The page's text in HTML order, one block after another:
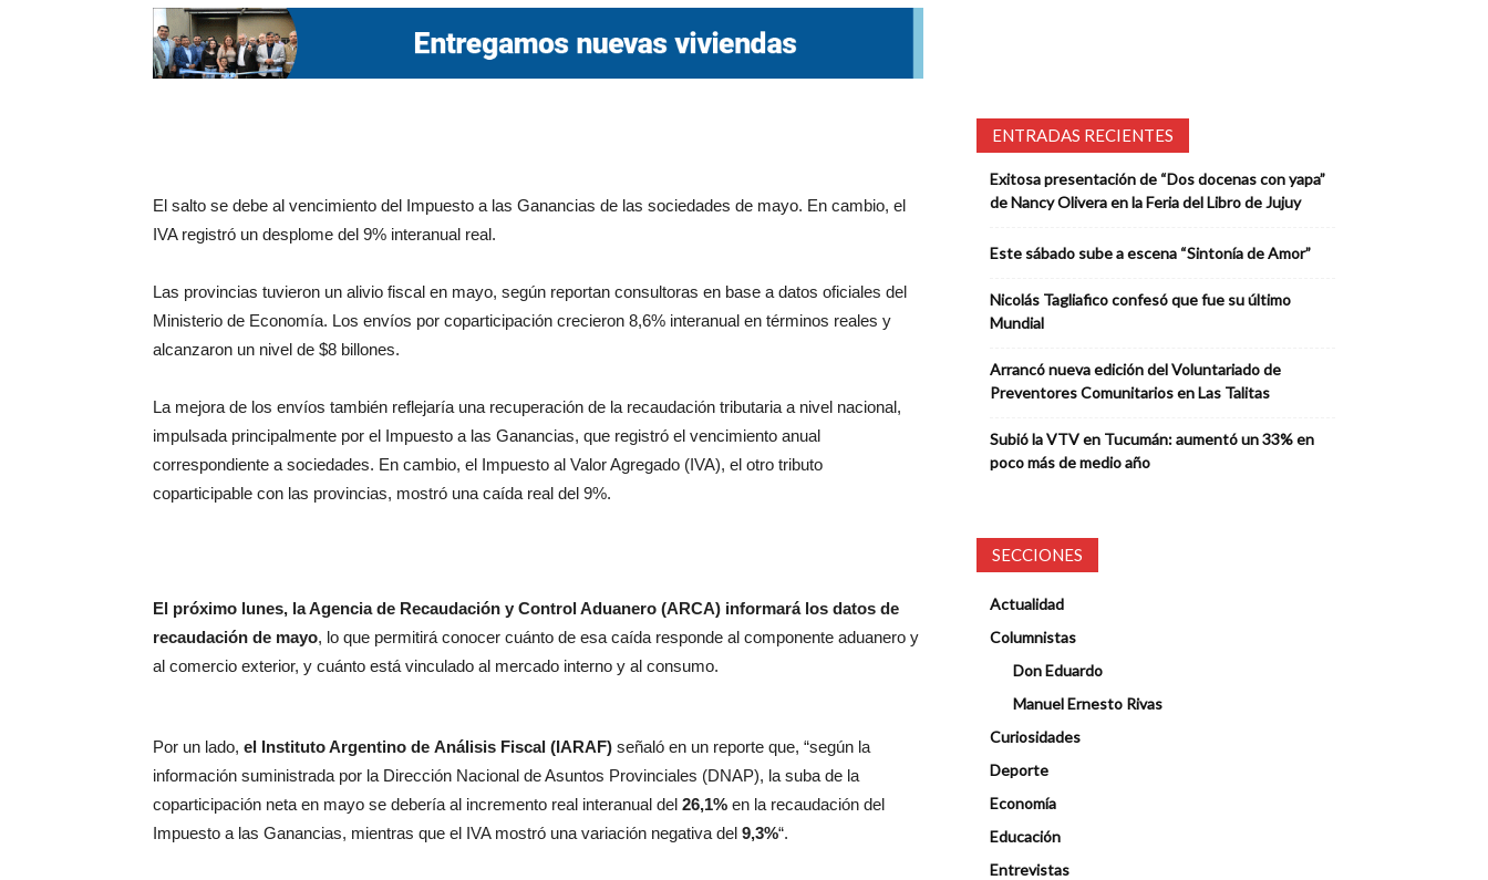
El salto se debe al vencimiento del Impuesto a las Ganancias de las sociedades de mayo. En cambio, el
IVA registró un desplome del 9% interanual real.
Las provincias tuvieron un alivio fiscal en mayo, según reportan consultoras en base a datos oficiales del
Ministerio de Economía. Los envíos por coparticipación crecieron 8,6% interanual en términos reales y
alcanzaron un nivel de $8 billones.
La mejora de los envíos también reflejaría una recuperación de la recaudación tributaria a nivel nacional,
impulsada principalmente por el Impuesto a las Ganancias, que registró el vencimiento anual
correspondiente a sociedades. En cambio, el Impuesto al Valor Agregado (IVA), el otro tributo
coparticipable con las provincias, mostró una caída real del 9%.
El próximo lunes, la Agencia de Recaudación y Control Aduanero (ARCA) informará los datos de
recaudación de mayo, lo que permitirá conocer cuánto de esa caída responde al componente aduanero y
al comercio exterior, y cuánto está vinculado al mercado interno y al consumo.
Por un lado, el Instituto Argentino de Análisis Fiscal (IARAF) señaló en un reporte que, “según la
información suministrada por la Dirección Nacional de Asuntos Provinciales (DNAP), la suba de la
coparticipación neta en mayo se debería al incremento real interanual del 26,1% en la recaudación del
Impuesto a las Ganancias, mientras que el IVA mostró una variación negativa del 9,3%“.
ENTRADAS RECIENTES
Exitosa presentación de “Dos docenas con yapa”
de Nancy Olivera en la Feria del Libro de Jujuy
Este sábado sube a escena “Sintonía de Amor”
Nicolás Tagliafico confesó que fue su último
Mundial
Arrancó nueva edición del Voluntariado de
Preventores Comunitarios en Las Talitas
Subió la VTV en Tucumán: aumentó un 33% en
poco más de medio año
SECCIONES
Actualidad
Columnistas
Don Eduardo
Manuel Ernesto Rivas
Curiosidades
Deporte
Economía
Educación
Entrevistas